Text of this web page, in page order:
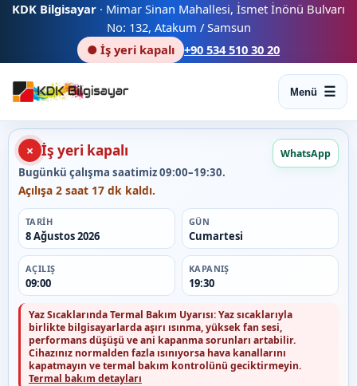
KDK Bilgisayar · Mimar Sinan Mahallesi, İsmet İnönü Bulvarı
No: 132, Atakum / Samsun
● İş yeri kapalı +90 534 510 30 20
Menü
× İş yeri kapalı
Bugünkü çalışma saatimiz 09:00–19:30.
Açılışa 2 saat 17 dk kaldı.
WhatsApp
TARIH
8 Ağustos 2026
GÜN
Cumartesi
AÇILIŞ
09:00
KAPANIŞ
19:30
Yaz Sıcaklarında Termal Bakım Uyarısı:Yaz sıcaklarıyla
birlikte bilgisayarlarda aşırı ısınma, yüksek fan sesi,
performans düşüşü ve ani kapanma sorunları artabilir.
Cihazınız normalden fazla ısınıyorsa hava kanallarını
kapatmayın ve termal bakım kontrolünü geciktirmeyin.
Termal bakım detayları